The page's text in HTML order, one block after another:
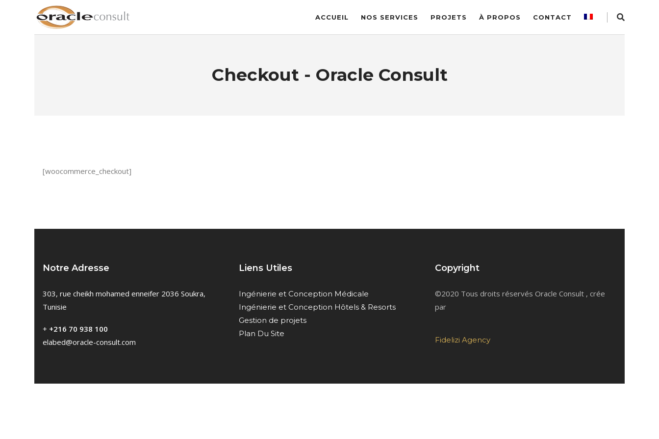
ACCUEIL NOS SERVICES PROJETS À PROPOS CONTACT
Checkout - Oracle Consult
[woocommerce_checkout]
Notre Adresse
303, rue cheikh mohamed enneifer 2036 Soukra,
Tunisie
+ +216 70 938 100
elabed@oracle-consult.com
Liens Utiles
Ingénierie et Conception Médicale
Ingénierie et Conception Hôtels & Resorts
Gestion de projets
Plan Du Site
Copyright
©2020 Tous droits réservés Oracle Consult , crée
par
Fidelizi Agency